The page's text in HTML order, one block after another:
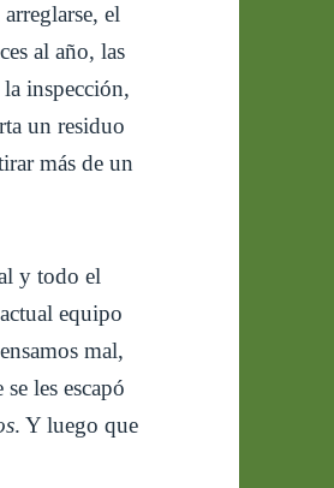
el
al año, las
inspección,
un residuo
más de un
y todo el
equipo
mal,
les escapó
. Y luego que